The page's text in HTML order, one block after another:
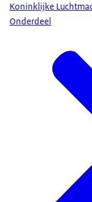
Koninklijke
Onderdeel